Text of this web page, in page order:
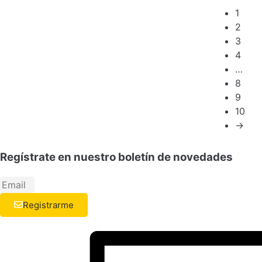
1
2
3
4
…
8
9
10
→
Regístrate en nuestro boletín de novedades
Registrarme